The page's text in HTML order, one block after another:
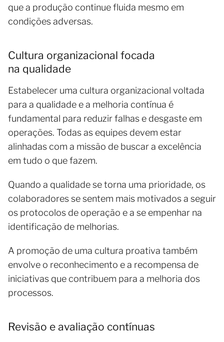
que a produção continue fluida mesmo em
condições adversas.
Cultura organizacional focada
na qualidade
Estabelecer uma cultura organizacional voltada
para a qualidade e a melhoria contínua é
fundamental para reduzir falhas e desgaste em
operações. Todas as equipes devem estar
alinhadas com a missão de buscar a excelência
em tudo o que fazem.
Quando a qualidade se torna uma prioridade, os
colaboradores se sentem mais motivados a seguir
os protocolos de operação e a se empenhar na
identificação de melhorias.
A promoção de uma cultura proativa também
envolve o reconhecimento e a recompensa de
iniciativas que contribuem para a melhoria dos
processos.
Revisão e avaliação contínuas